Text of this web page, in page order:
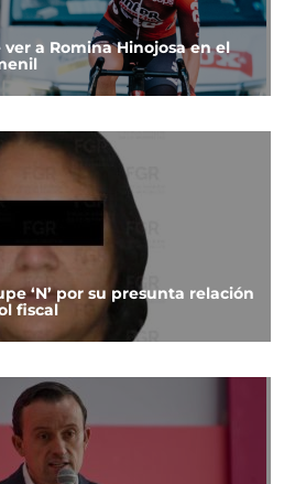
a Romina Hinojosa en el
‘N’ por su presunta relación
fiscal